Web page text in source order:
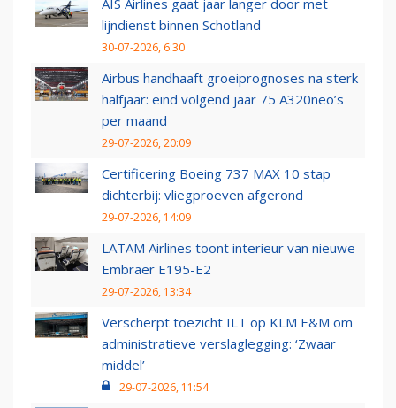
AIS Airlines gaat jaar langer door met
lijndienst binnen Schotland
30-07-2026, 6:30
Airbus handhaaft groeiprognoses na sterk
halfjaar: eind volgend jaar 75 A320neo’s
per maand
29-07-2026, 20:09
Certificering Boeing 737 MAX 10 stap
dichterbij: vliegproeven afgerond
29-07-2026, 14:09
LATAM Airlines toont interieur van nieuwe
Embraer E195-E2
29-07-2026, 13:34
Verscherpt toezicht ILT op KLM E&M om
administratieve verslaglegging: ‘Zwaar
middel’
29-07-2026, 11:54